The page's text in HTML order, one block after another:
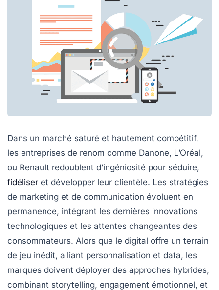
Dans un marché saturé et hautement compétitif,
les entreprises de renom comme Danone, L’Oréal,
ou Renault redoublent d’ingéniosité pour séduire,
fidéliser et développer leur clientèle. Les stratégies
de marketing et de communication évoluent en
permanence, intégrant les dernières innovations
technologiques et les attentes changeantes des
consommateurs. Alors que le digital offre un terrain
de jeu inédit, alliant personnalisation et data, les
marques doivent déployer des approches hybrides,
combinant storytelling, engagement émotionnel, et